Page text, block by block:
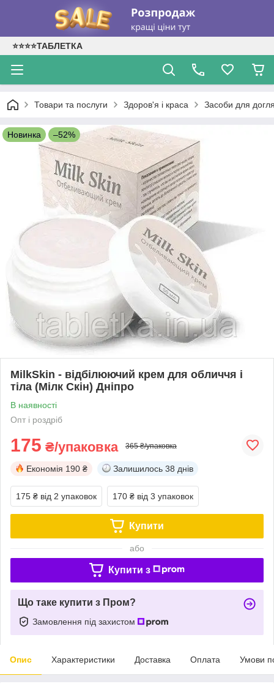
⭐⭐⭐⭐ТАБЛЕТКА
Товари та послуги Здоров'я і краса Засоби для
Новинка –52%
MilkSkin - відбілюючий крем для обличчя і
тіла (Мілк Скін) Дніпро
В наявності
Опт і роздріб
175 ₴/упаковка 365 ₴/упаковка
Економія 190 ₴ Залишилось 38 днів
175 ₴ від 2 упаковок 170 ₴ від 3 упаковок
Купити
або
Купити з
Що таке купити з Пром?
Замовлення під захистом
Опис Характеристики Доставка Оплата Умови